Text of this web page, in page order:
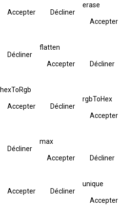
Accepter Décliner
erase
Accepter
Décliner
flatten
Accepter Décliner
hexToRgb
Accepter Décliner
rgbToHex
Accepter
Décliner
max
Accepter Décliner
Accepter Décliner
unique
Accepter